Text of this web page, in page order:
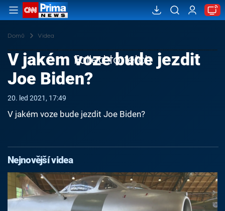
Domů Videa
Failed to fetch
V jakém voze bude jezdit
Joe Biden?
20. led 2021, 17:49
V jakém voze bude jezdit Joe Biden?
Nejnovější videa